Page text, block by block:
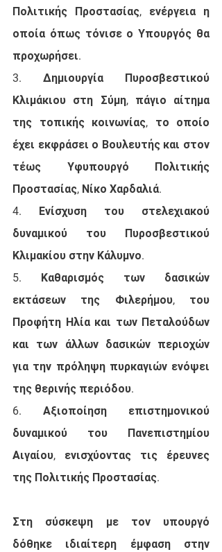
Πολιτικής Προστασίας, ενέργεια η
οποία όπως τόνισε ο Υπουργός θα
προχωρήσει.
3. Δημιουργία Πυροσβεστικού
Κλιμάκιου στη Σύμη, πάγιο αίτημα
της τοπικής κοινωνίας, το οποίο
έχει εκφράσει ο Βουλευτής και στον
τέως Υφυπουργό Πολιτικής
Προστασίας, Νίκο Χαρδαλιά.
4. Ενίσχυση του στελεχιακού
δυναμικού του Πυροσβεστικού
Κλιμακίου στην Κάλυμνο.
5. Καθαρισμός των δασικών
εκτάσεων της Φιλερήμου, του
Προφήτη Ηλία και των Πεταλούδων
και των άλλων δασικών περιοχών
για την πρόληψη πυρκαγιών ενόψει
της θερινής περιόδου.
6. Αξιοποίηση επιστημονικού
δυναμικού του Πανεπιστημίου
Αιγαίου, ενισχύοντας τις έρευνες
της Πολιτικής Προστασίας.
Στη σύσκεψη με τον υπουργό
δόθηκε ιδιαίτερη έμφαση στην